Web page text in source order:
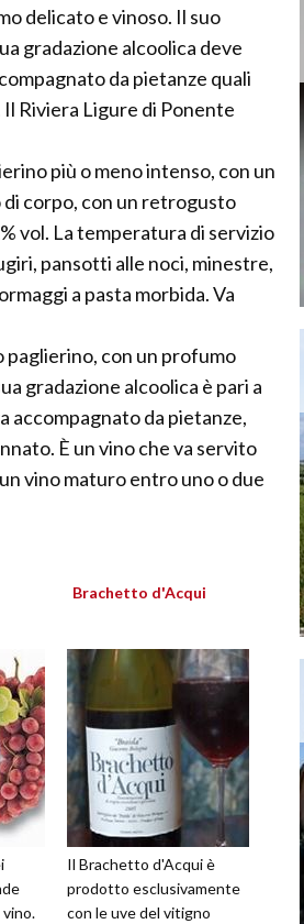
delicato e vinoso. Il suo
gradazione alcoolica deve
da pietanze quali
Riviera Ligure di Ponente
più o meno intenso, con un
corpo, con un retrogusto
vol. La temperatura di servizio
pansotti alle noci, minestre,
a pasta morbida. Va
paglierino, con un profumo
gradazione alcoolica è pari a
accompagnato da pietanze,
È un vino che va servito
vino maturo entro uno o due
Brachetto d'Acqui
Il Brachetto d'Acqui è
prodotto esclusivamente
con le uve del vitigno